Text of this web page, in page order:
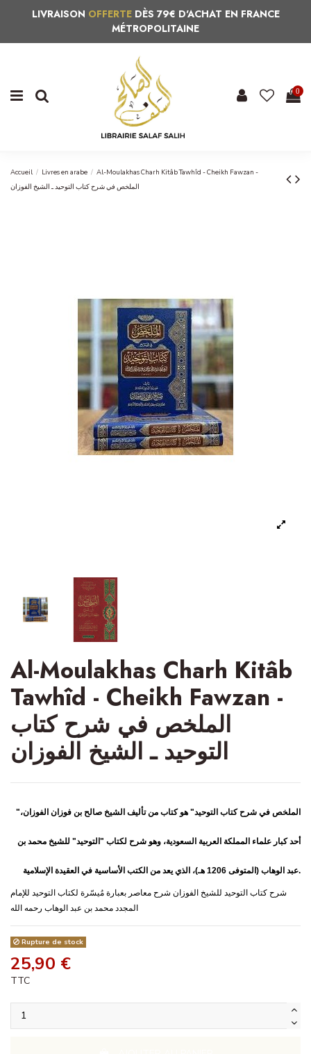
LIVRAISON OFFERTEDÈS 79€ D'ACHAT EN FRANCE
MÉTROPOLITAINE
0
Accueil Livres en arabe
Al-Moulakhas Charh Kitâb Tawhîd - Cheikh Fawzan -
الملخص في شرح كتاب التوحيد ـ الشيخ الفوزان
Al-Moulakhas Charh Kitâb
Tawhîd - Cheikh Fawzan -
الملخص في شرح كتاب
التوحيد ـ الشيخ الفوزان
"الملخص في شرح كتاب التوحيد" هو كتاب من تأليف الشيخ صالح بن فوزان الفوزان،
أحد كبار علماء المملكة العربية السعودية، وهو شرح لكتاب "التوحيد" للشيخ محمد بن
عبد الوهاب (المتوفى 1206 هـ)، الذي يعد من الكتب الأساسية في العقيدة الإسلامية .
شرح كتاب التوحيد للشيخ الفوزان شرح معاصر بعبارة مُيسّرة لكتاب التوحيد للإمام
المجدد محمد بن عبد الوهاب رحمه الله
Rupture de stock
25,90 €
TTC